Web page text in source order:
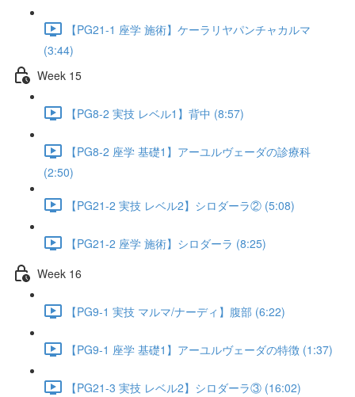
【PG21-1 座学 施術】ケーラリヤパンチャカルマ
(3:44)
Week 15
【PG8-2 実技 レベル1】背中 (8:57)
【PG8-2 座学 基礎1】アーユルヴェーダの診療科
(2:50)
【PG21-2 実技 レベル2】シロダーラ② (5:08)
【PG21-2 座学 施術】シロダーラ (8:25)
Week 16
【PG9-1 実技 マルマ/ナーディ】腹部 (6:22)
【PG9-1 座学 基礎1】アーユルヴェーダの特徴 (1:37)
【PG21-3 実技 レベル2】シロダーラ③ (16:02)